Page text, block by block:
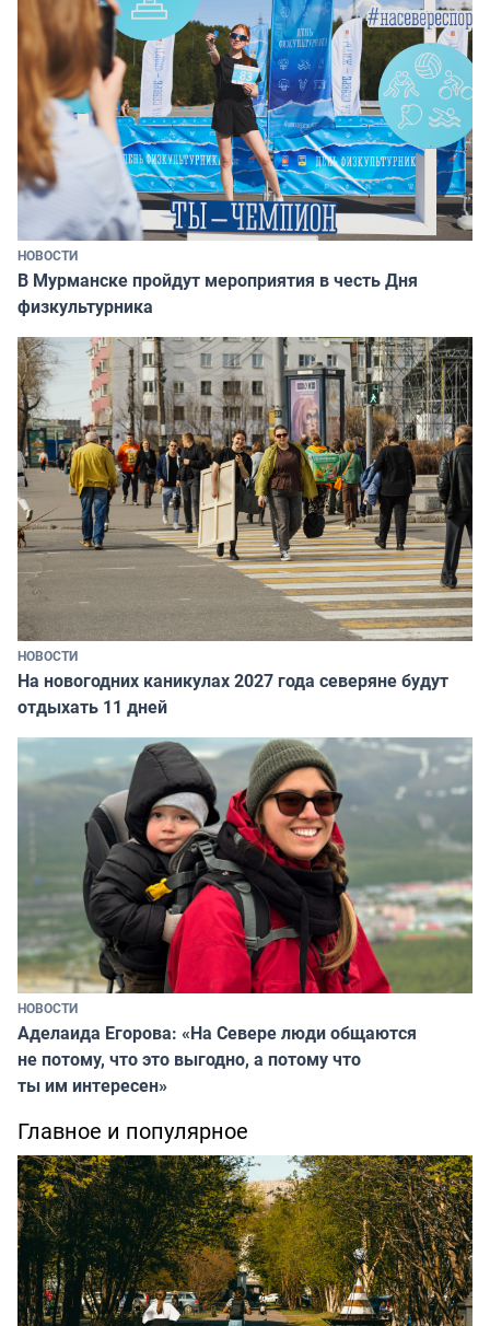
НОВОСТИ
В Мурманске пройдут мероприятия в честь Дня
физкультурника
НОВОСТИ
На новогодних каникулах 2027 года северяне будут
отдыхать 11 дней
НОВОСТИ
Аделаида Егорова: «На Севере люди общаются
не потому, что это выгодно, а потому что
ты им интересен»
Главное и популярное